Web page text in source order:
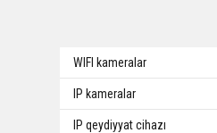
WIFI kameralar
IP kameralar
IP qeydiyyat cihazı